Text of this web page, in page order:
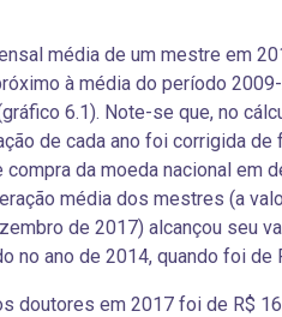
média de um mestre em
à média do período
6.1). Note-se que, no
de cada ano foi corrigida de
da moeda nacional em
média dos mestres (a
de 2017) alcançou seu
no ano de 2014, quando foi de
doutores em 2017 foi de R$